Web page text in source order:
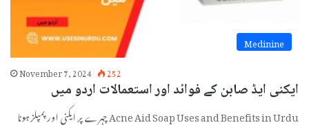
Medinine
November 7, 2024 252
ایکنی ایڈ صابن کے فوائد اور استعمالات اردو میں
Acne Aid Soap Uses and Benefits in Urdu چہرے پر ایکنی اور پمپلز ہونا